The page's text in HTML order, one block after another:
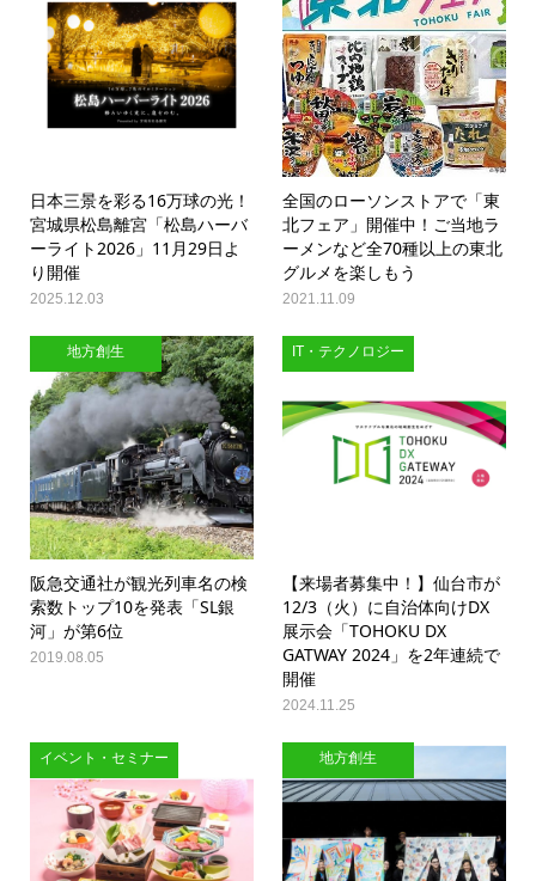
日本三景を彩る16万球の光！
宮城県松島離宮「松島ハーバ
ーライト2026」11月29日よ
り開催
2025.12.03
全国のローソンストアで「東
北フェア」開催中！ご当地ラ
ーメンなど全70種以上の東北
グルメを楽しもう
2021.11.09
地方創生
阪急交通社が観光列車名の検
索数トップ10を発表「SL銀
河」が第6位
2019.08.05
IT・テクノロジー
【来場者募集中！】仙台市が
12/3（火）に自治体向けDX
展示会「TOHOKU DX
GATWAY 2024」を2年連続で
開催
2024.11.25
イベント・セミナー 地方創生